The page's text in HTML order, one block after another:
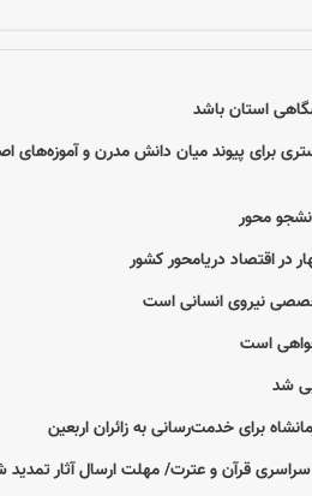
استان باشد
برای پیوند میان دانش مدرن و آموزه‌های
محور
در اقتصاد دریامحور کشور
نیروی انسانی است
است
شد
قرآن و عترت/ مهلت ارسال آثار تمدید